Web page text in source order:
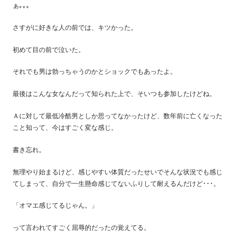
ぁ｡｡｡
さすがに好きな人の前では、キツかった。
初めて目の前で泣いた。
それでも男は勃っちゃうのかとショックでもあったよ。
最後はこんな女なんだって知られた上で、そいつも参加したけどね。
Ａに対して最低冷酷男としか思ってなかったけど、数年前に亡くなった
こと知って、今はすごく変な感じ。
書き忘れ。
無理やり始まるけど、感じやすい体質だったせいでそんな状況でも感じ
てしまって、自分で一生懸命感じてないふりして耐えるんだけど･･･。
「オマエ感じてるじゃん。」
って言われてすごく屈辱的だったの覚えてる。